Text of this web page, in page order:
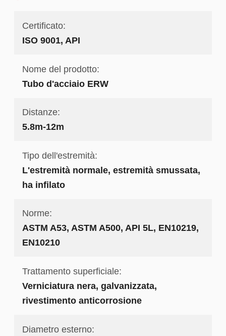
Certificato:
ISO 9001, API
Nome del prodotto:
Tubo d'acciaio ERW
Distanze:
5.8m-12m
Tipo dell'estremità:
L'estremità normale, estremità smussata,
ha infilato
Norme:
ASTM A53, ASTM A500, API 5L, EN10219,
EN10210
Trattamento superficiale:
Verniciatura nera, galvanizzata,
rivestimento anticorrosione
Diametro esterno: